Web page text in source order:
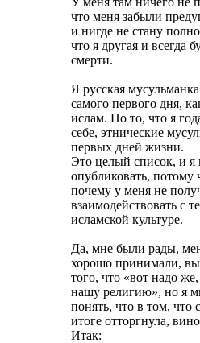
что меня забыли
и нигде не стану
что я другая и всегда
смерти.
Я русская
самого первого дня,
ислам. Но то, что я
себе, этнические
первых дней жизни.
Это целый список, и я
опубликовать, потому
почему у меня не
взаимодействовать с
исламской культуре.
Да, мне были рады,
хорошо принимали,
того, что «вот надо
нашу религию», но я
понять, что в том, что
итоге отторгнула,
Итак: